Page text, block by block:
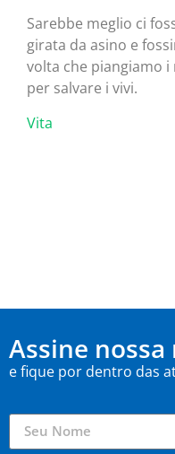
Sarebbe meglio ci
girata da asino e
volta che piangiamo
per salvare i vivi.
Vita
Assine
e fique por dentro das